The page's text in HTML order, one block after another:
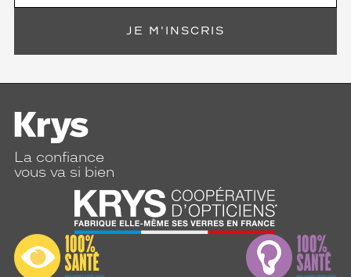
JE M'INSCRIS
La confiance
vous va si bien